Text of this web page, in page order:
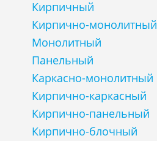
Кирпичный
Кирпично-монолитный
Монолитный
Панельный
Каркасно-монолитный
Кирпично-каркасный
Кирпично-панельный
Кирпично-блочный